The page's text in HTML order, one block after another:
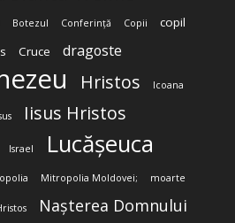
Botezul Conferință Copii
copil
Cruce dragoste
Hristos Icoana
Iisus Hristos
Israel Lucășeuca
Mitropolia Moldovei; moarte
Nașterea Domnului